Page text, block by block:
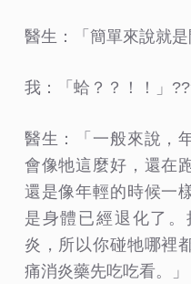
醫生：「簡單來說就是
我：「蛤？？！！」
醫生：「一般來說，
會像牠這麼好，還在
還是像年輕的時候一
是身體已經退化了
炎，所以你碰牠哪裡
痛消炎藥先吃吃看。」